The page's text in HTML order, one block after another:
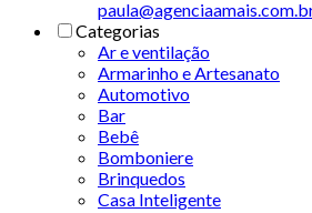
Categorias
Ar e ventilação
Armarinho e Artesanato
Automotivo
Bar
Bebê
Bomboniere
Brinquedos
Casa Inteligente